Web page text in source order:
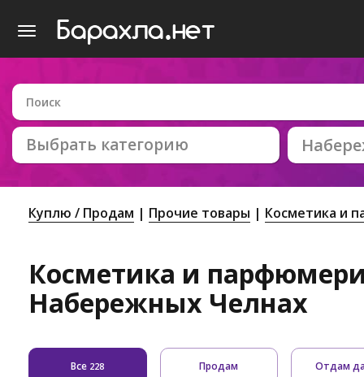
Выбрать категорию
Куплю / Продам Прочие товары Косметика и
Косметика и
Набережных Челнах
Все 228 Продам Отдам